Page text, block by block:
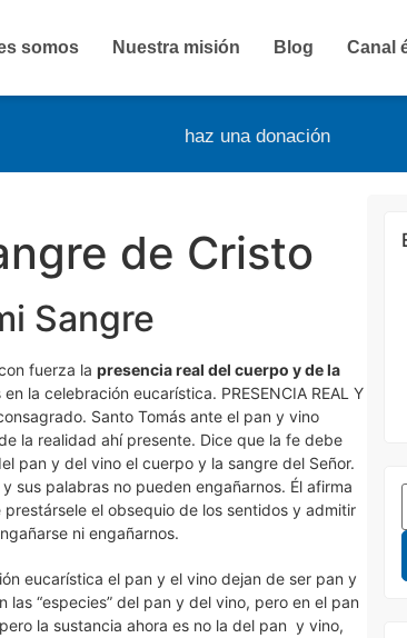
haz una donación
somos Nuestra misión Blog Canal
de Cristo
Sangre
fuerza la presencia real del cuerpo y de la
la celebración eucarística. PRESENCIA REAL Y
Santo Tomás ante el pan y vino
la realidad ahí presente. Dice que la fe debe
pan y del vino el cuerpo y la sangre del Señor.
sus palabras no pueden engañarnos. Él afirma
el obsequio de los sentidos y admitir
ni engañarnos.
eucarística el pan y el vino dejan de ser pan y
“especies” del pan y del vino, pero en el pan
la sustancia ahora es no la del pan y vino,